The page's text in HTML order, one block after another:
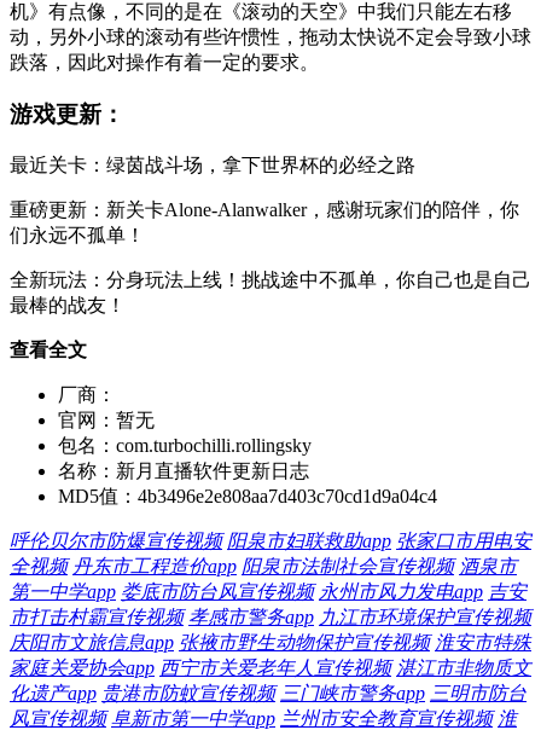
机》有点像，不同的是在《滚动的天空》中我们只能左右移
动，另外小球的滚动有些许惯性，拖动太快说不定会导致小球
跌落，因此对操作有着一定的要求。
游戏更新：
最近关卡：绿茵战斗场，拿下世界杯的必经之路
重磅更新：新关卡Alone-Alanwalker，感谢玩家们的陪伴，你
们永远不孤单！
全新玩法：分身玩法上线！挑战途中不孤单，你自己也是自己
最棒的战友！
查看全文
厂商：
官网： 暂无
包名： com.turbochilli.rollingsky
名称： 新月直播软件更新日志
MD5值： 4b3496e2e808aa7d403c70cd1d9a04c4
呼伦贝尔市防爆宣传视频 阳泉市妇联救助app 张家口市用电安
全视频 丹东市工程造价app 阳泉市法制社会宣传视频 酒泉市
第一中学app 娄底市防台风宣传视频 永州市风力发电app 吉安
市打击村霸宣传视频 孝感市警务app 九江市环境保护宣传视频
庆阳市文旅信息app 张掖市野生动物保护宣传视频 淮安市特殊
家庭关爱协会app 西宁市关爱老年人宣传视频 湛江市非物质文
化遗产app 贵港市防蚊宣传视频 三门峡市警务app 三明市防台
风宣传视频 阜新市第一中学app 兰州市安全教育宣传视频 淮